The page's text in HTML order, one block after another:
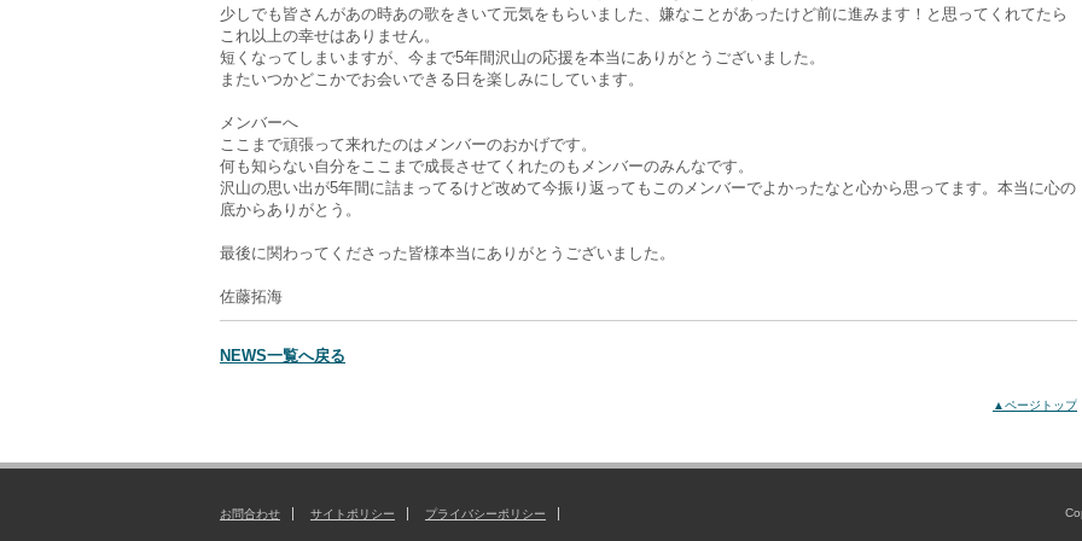
少しでも皆さんがあの時あの歌をきいて元気をもらいました、嫌なことがあったけど前に進みます！と思ってくれてたら
これ以上の幸せはありません。
短くなってしまいますが、今まで5年間沢山の応援を本当にありがとうございました。
またいつかどこかでお会いできる日を楽しみにしています。
メンバーへ
ここまで頑張って来れたのはメンバーのおかげです。
何も知らない自分をここまで成長させてくれたのもメンバーのみんなです。
沢山の思い出が5年間に詰まってるけど改めて今振り返ってもこのメンバーでよかったなと心から思ってます。本当に心の
底からありがとう。
最後に関わってくださった皆様本当にありがとうございました。
佐藤拓海
NEWS一覧へ戻る
▲ページトップ
お問合わせ サイトポリシー プライバシーポリシー